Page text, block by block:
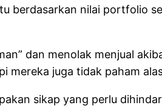
berdasarkan nilai portfolio
dan menolak menjual
mereka juga tidak paham
sikap yang perlu